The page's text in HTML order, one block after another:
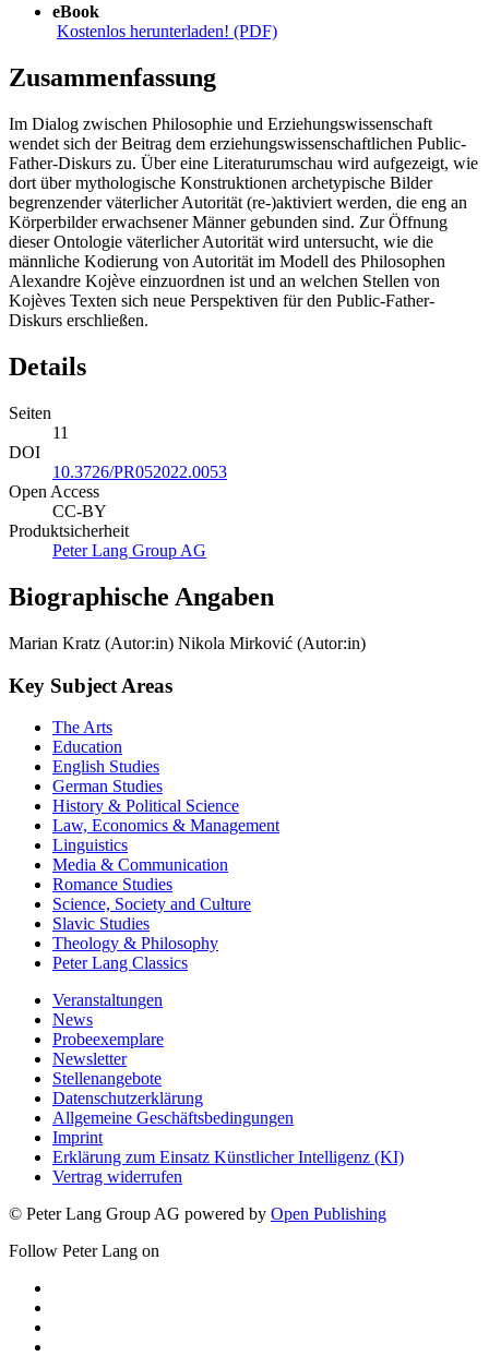
eBook
Kostenlos herunterladen! (PDF)
Zusammenfassung
Im Dialog zwischen Philosophie und Erziehungswissenschaft
wendet sich der Beitrag dem erziehungswissenschaftlichen Public-
Father-Diskurs zu. Über eine Literaturumschau wird aufgezeigt, wie
dort über mythologische Konstruktionen archetypische Bilder
begrenzender väterlicher Autorität (re-)aktiviert werden, die eng an
Körperbilder erwachsener Männer gebunden sind. Zur Öffnung
dieser Ontologie väterlicher Autorität wird untersucht, wie die
männliche Kodierung von Autorität im Modell des Philosophen
Alexandre Kojève einzuordnen ist und an welchen Stellen von
Kojèves Texten sich neue Perspektiven für den Public-Father-
Diskurs erschließen.
Details
Seiten
11
DOI
10.3726/PR052022.0053
Open Access
CC-BY
Produktsicherheit
Peter Lang Group AG
Biographische Angaben
Marian Kratz (Autor:in) Nikola Mirković (Autor:in)
Key Subject Areas
The Arts
Education
English Studies
German Studies
History & Political Science
Law, Economics & Management
Linguistics
Media & Communication
Romance Studies
Science, Society and Culture
Slavic Studies
Theology & Philosophy
Peter Lang Classics
Veranstaltungen
News
Probeexemplare
Newsletter
Stellenangebote
Datenschutzerklärung
Allgemeine Geschäftsbedingungen
Imprint
Erklärung zum Einsatz Künstlicher Intelligenz (KI)
Vertrag widerrufen
© Peter Lang Group AG powered by Open Publishing
Follow Peter Lang on